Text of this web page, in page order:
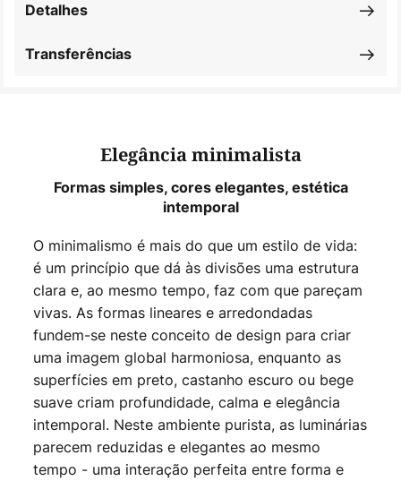
Detalhes
Transferências
Elegância minimalista
Formas simples, cores elegantes, estética
intemporal
O minimalismo é mais do que um estilo de vida:
é um princípio que dá às divisões uma estrutura
clara e, ao mesmo tempo, faz com que pareçam
vivas. As formas lineares e arredondadas
fundem-se neste conceito de design para criar
uma imagem global harmoniosa, enquanto as
superfícies em preto, castanho escuro ou bege
suave criam profundidade, calma e elegância
intemporal. Neste ambiente purista, as luminárias
parecem reduzidas e elegantes ao mesmo
tempo - uma interação perfeita entre forma e